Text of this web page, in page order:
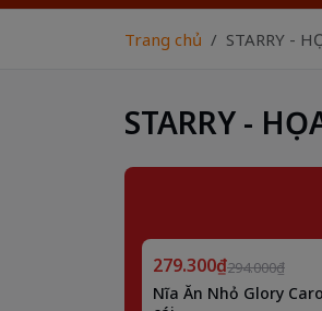
Trang chủ STARRY -
STARRY -
Giảm5%
279.300₫294.000₫
Nĩa Ăn Nhỏ Glory